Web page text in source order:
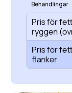
Behandlingar
Pris för
ryggen
Pris för
flanker